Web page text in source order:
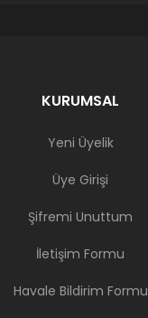
KURUMSAL
Yeni Üyelik
Üye Girişi
Şifremi Unuttum
İletişim Formu
Havale Bildirim Formu